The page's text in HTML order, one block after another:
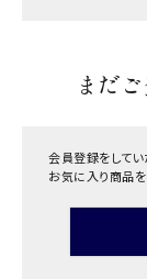
まだ
会員登録をしてい
お気に入り商品